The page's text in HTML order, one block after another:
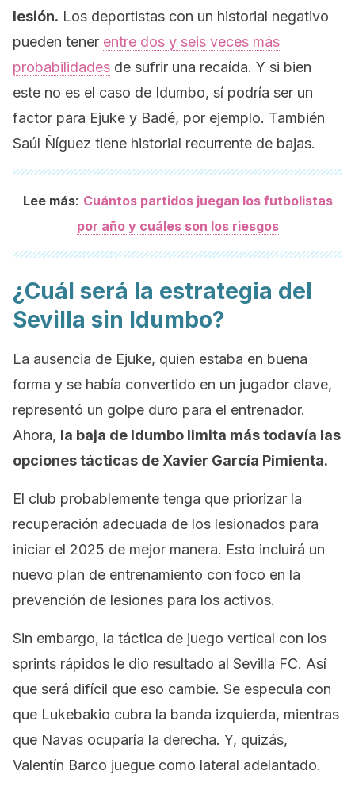
lesión. Los deportistas con un historial negativo
pueden tener entre dos y seis veces más
probabilidades de sufrir una recaída. Y si bien
este no es el caso de Idumbo, sí podría ser un
factor para Ejuke y Badé, por ejemplo. También
Saúl Ñíguez tiene historial recurrente de bajas.
Lee más: Cuántos partidos juegan los futbolistas
por año y cuáles son los riesgos
¿Cuál será la estrategia del
Sevilla sin Idumbo?
La ausencia de Ejuke, quien estaba en buena
forma y se había convertido en un jugador clave,
representó un golpe duro para el entrenador.
Ahora, la baja de Idumbo limita más todavía las
opciones tácticas de Xavier García Pimienta.
El club probablemente tenga que priorizar la
recuperación adecuada de los lesionados para
iniciar el 2025 de mejor manera. Esto incluirá un
nuevo plan de entrenamiento con foco en la
prevención de lesiones para los activos.
Sin embargo, la táctica de juego vertical con los
sprints rápidos le dio resultado al Sevilla FC. Así
que será difícil que eso cambie. Se especula con
que Lukebakio cubra la banda izquierda, mientras
que Navas ocuparía la derecha. Y, quizás,
Valentín Barco juegue como lateral adelantado.